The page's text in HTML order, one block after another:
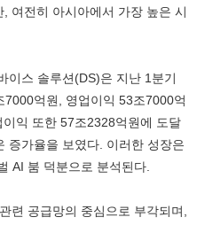
여전히 아시아에서 가장 높은 시
이스 솔루션(DS)은 지난 1분기
억원, 영업이익 53조7000억
익 또한 57조2328억원에 도달
증가율을 보였다. 이러한 성장은
AI 붐 덕분으로 분석된다.
련 공급망의 중심으로 부각되며,